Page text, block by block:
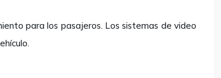
para los pasajeros. Los sistemas de video